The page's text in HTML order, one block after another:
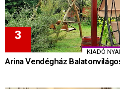
KIADÓ
Arina Vendégház